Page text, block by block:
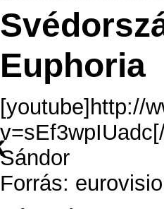
Euphoria
[youtube]http://
Sándor
Forrás: